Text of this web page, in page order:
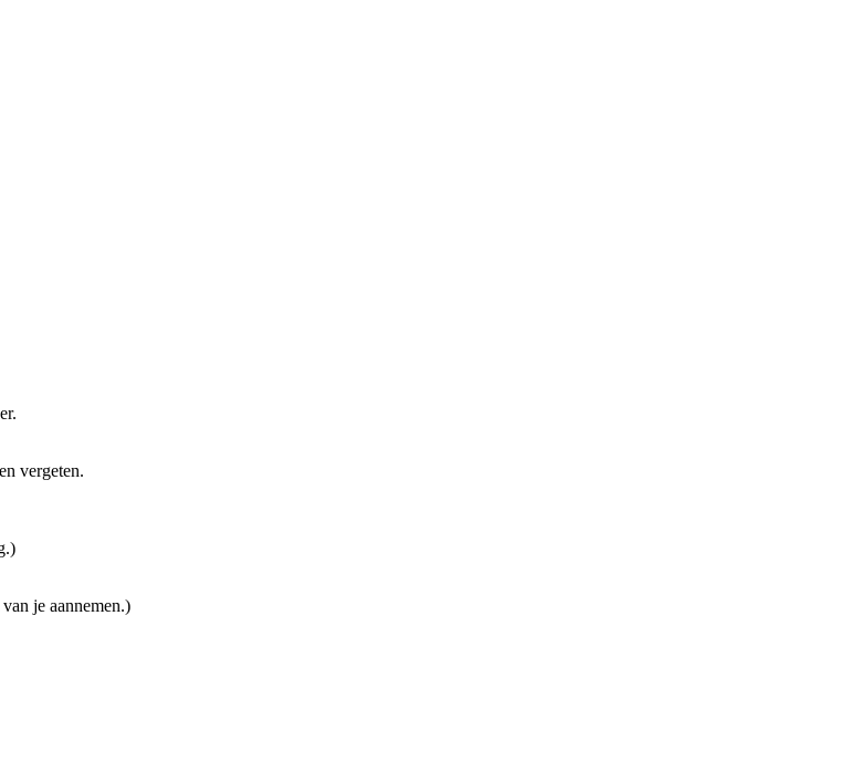
vergeten.
je aannemen.)